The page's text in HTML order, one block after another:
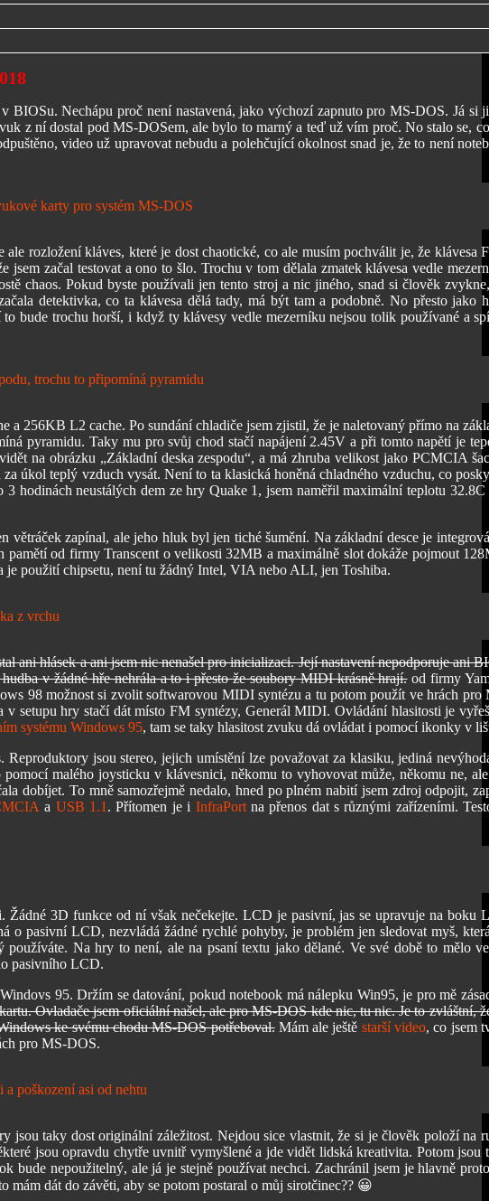
Nechápu proč není nastavená, jako výchozí zapnuto pro MS-DOS. Já si
z ní dostal pod MS-DOSem, ale bylo to marný a teď už vím proč. No stalo se,
video už upravovat nebudu a polehčující okolnost snad je, že to není
rozložení kláves, které je dost chaotické, co ale musím pochválit je, že klávesa
začal testovat a ono to šlo. Trochu v tom dělala zmatek klávesa vedle
chaos. Pokud byste používali jen tento stroj a nic jiného, snad si člověk
detektivka, co ta klávesa dělá tady, má být tam a podobně. No přesto jako
bude trochu horší, i když ty klávesy vedle mezerníku nejsou tolik používané a
256KB L2 cache. Po sundání chladiče jsem zjistil, že je naletovaný přímo na
pyramidu. Taky mu pro svůj chod stačí napájení 2.45V a při tomto napětí je
na obrázku „Základní deska zespodu“, a má zhruba velikost jako PCMCIA
úkol teplý vzduch vysát. Není to ta klasická honěná chladného vzduchu, co
hodinách neustálých dem ze hry Quake 1, jsem naměřil maximální teplotu 32.8C
větráček zapínal, ale jeho hluk byl jen tiché šumění. Na základní desce je
pamětí od firmy Transcent o velikosti 32MB a maximálně slot dokáže pojmout
použití chipsetu, není tu žádný Intel, VIA nebo ALI, jen Toshiba.
hlásek a ani jsem nic nenašel pro inicializaci. Její nastavení nepodporuje ani
v žádné hře nehrála a to i přesto že soubory MIDI krásně hrají.od firmy
98 možnost si zvolit softwarovou MIDI syntézu a tu potom použít ve hrách pro
setupu hry stačí dát místo FM syntézy, Generál MIDI. Ovládání hlasitosti je
systému Windows 95, tam se taky hlasitost zvuku dá ovládat i pomocí ikonky v
jsou stereo, jejich umístění lze považovat za klasiku, jediná
malého joysticku v klávesnici, někomu to vyhovovat může, někomu ne,
dobíjet. To mně samozřejmě nedalo, hned po plném nabití jsem zdroj odpojit,
a USB 1.1 . Přítomen je i InfraPortna přenos dat s různými zařízeními.
3D funkce od ní však nečekejte. LCD je pasivní, jas se upravuje na boku
o pasivní LCD, nezvládá žádné rychlé pohyby, je problém jen sledovat myš,
Na hry to není, ale na psaní textu jako dělané. Ve své době to mělo
pasivního LCD.
95. Držím se datování, pokud notebook má nálepku Win95, je pro mě
Ovladače jsem oficiální našel, ale pro MS-DOS kde nic, tu nic. Je to zvláštní,
ke svému chodu MS-DOS potřeboval.Mám ale ještě starší video, co jsem
pro MS-DOS.
jsou taky dost originální záležitost. Nejdou sice vlastnit, že si je člověk položí na
jsou opravdu chytře uvnitř vymyšlené a jde vidět lidská kreativita. Potom jsou
bude nepoužitelný, ale já je stejně používat nechci. Zachránil jsem je hlavně
dát do závěti, aby se potom postaral o můj sirotčinec?? 😀